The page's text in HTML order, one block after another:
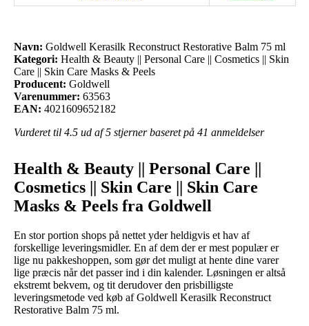
Navn: Goldwell Kerasilk Reconstruct Restorative Balm 75 ml
Kategori: Health & Beauty || Personal Care || Cosmetics || Skin
Care || Skin Care Masks & Peels
Producent: Goldwell
Varenummer: 63563
EAN: 4021609652182
Vurderet til 4.5 ud af 5 stjerner baseret på 41 anmeldelser
Health & Beauty || Personal Care ||
Cosmetics || Skin Care || Skin Care
Masks & Peels fra Goldwell
En stor portion shops på nettet yder heldigvis et hav af
forskellige leveringsmidler. En af dem der er mest populær er
lige nu pakkeshoppen, som gør det muligt at hente dine varer
lige præcis når det passer ind i din kalender. Løsningen er altså
ekstremt bekvem, og tit derudover den prisbilligste
leveringsmetode ved køb af Goldwell Kerasilk Reconstruct
Restorative Balm 75 ml.